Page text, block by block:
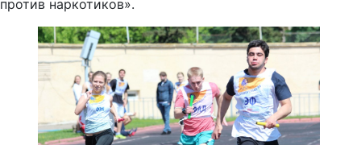
против наркотиков».